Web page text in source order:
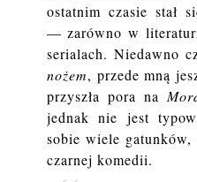
ostatnim czasie stał
— zarówno w
serialach. Niedawno
nożem, przede mną
przyszła pora na
jednak nie jest
sobie wiele
czarnej komedii.